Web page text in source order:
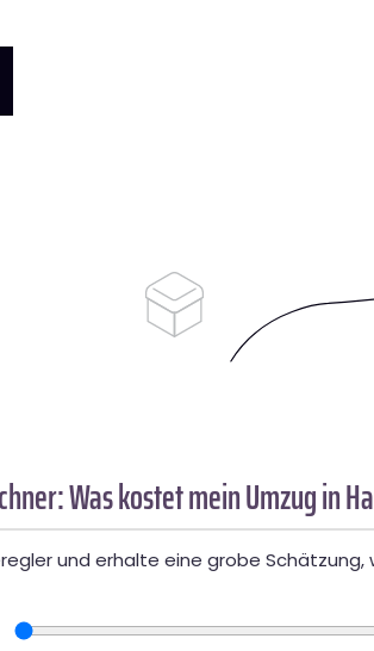
Was kostet mein Umzug in
und erhalte eine grobe Schätzung,